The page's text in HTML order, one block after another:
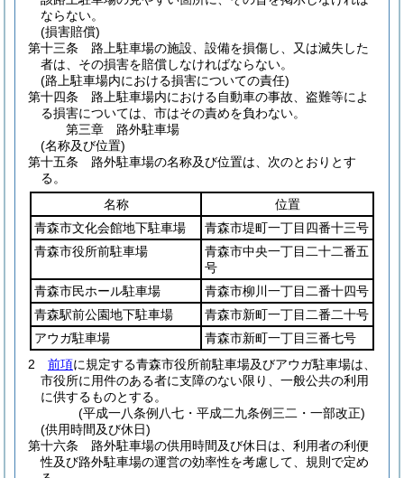
ならない。
(損害賠償)
第十三条
路上駐車場の施設、設備を損傷し、又は滅失した
者は、その損害を賠償しなければならない。
(路上駐車場内における損害についての責任)
第十四条
路上駐車場内における自動車の事故、盗難等によ
る損害については、市はその責めを負わない。
第三章
路外駐車場
(名称及び位置)
第十五条
路外駐車場の名称及び位置は、次のとおりとす
る。
名称
位置
青森市文化会館地下駐車場
青森市堤町一丁目四番十三号
青森市役所前駐車場
青森市中央一丁目二十二番五
号
青森市民ホール駐車場
青森市柳川一丁目二番十四号
青森駅前公園地下駐車場
青森市新町一丁目二番二十号
アウガ駐車場
青森市新町一丁目三番七号
2
前項に規定する青森市役所前駐車場及びアウガ駐車場は、
市役所に用件のある者に支障のない限り、一般公共の利用
に供するものとする。
(平成一八条例八七・平成二九条例三二・一部改正)
(供用時間及び休日)
第十六条
路外駐車場の供用時間及び休日は、利用者の利便
性及び路外駐車場の運営の効率性を考慮して、規則で定め